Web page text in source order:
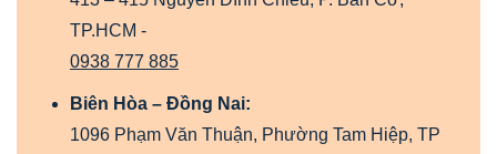
TP.HCM -
0938 777 885
Biên Hòa – Đồng Nai:
1096 Phạm Văn Thuận, Phường Tam Hiệp, TP